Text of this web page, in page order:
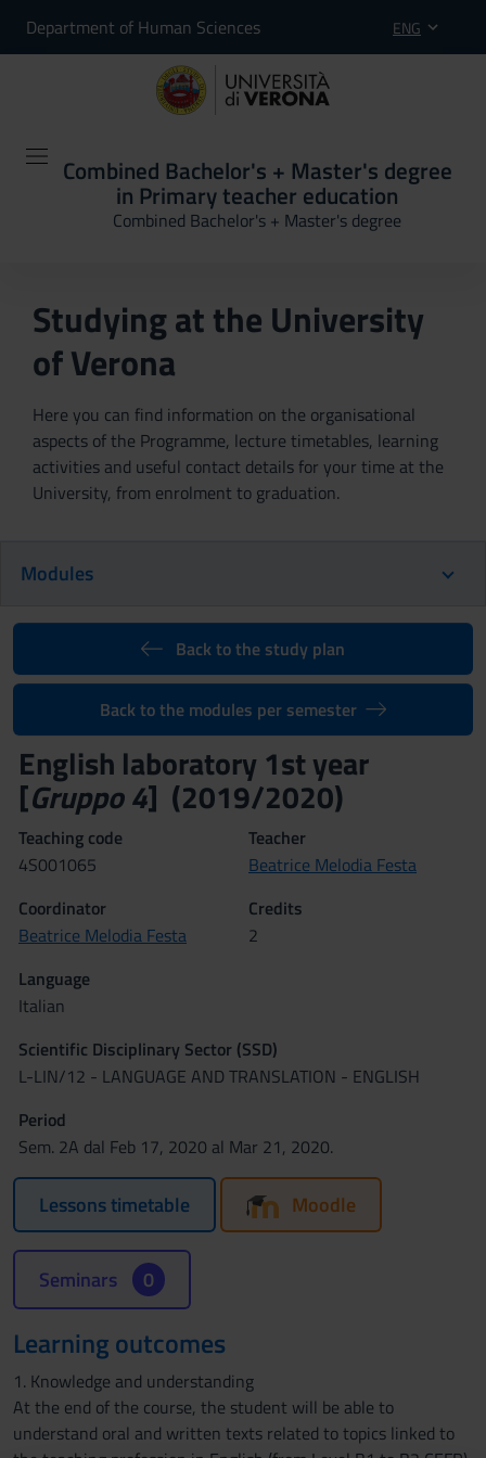
Department of Human Sciences ENG
Combined Bachelor's + Master's degree
in Primary teacher education
Combined Bachelor's + Master's degree
Studying at the University
of Verona
Here you can find information on the organisational
aspects of the Programme, lecture timetables, learning
activities and useful contact details for your time at the
University, from enrolment to graduation.
Modules
Back to the study plan
Back to the modules per semester
English laboratory 1st year
[Gruppo 4] (2019/2020)
Teaching code
4S001065
Teacher
Beatrice Melodia Festa
Coordinator
Beatrice Melodia Festa
Credits
2
Language
Italian
Scientific Disciplinary Sector (SSD)
L-LIN/12 - LANGUAGE AND TRANSLATION - ENGLISH
Period
Sem. 2A dal Feb 17, 2020 al Mar 21, 2020.
Lessons timetable Moodle
Seminars 0
Learning outcomes
1. Knowledge and understanding
At the end of the course, the student will be able to
understand oral and written texts related to topics linked to